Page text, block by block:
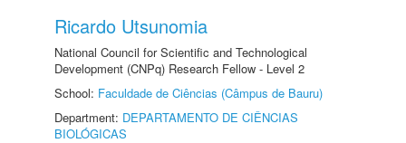
Ricardo Utsunomia
National Council for Scientific and Technological
Development (CNPq) Research Fellow - Level 2
School: Faculdade de Ciências (Câmpus de Bauru)
Department: DEPARTAMENTO DE CIÊNCIAS
BIOLÓGICAS